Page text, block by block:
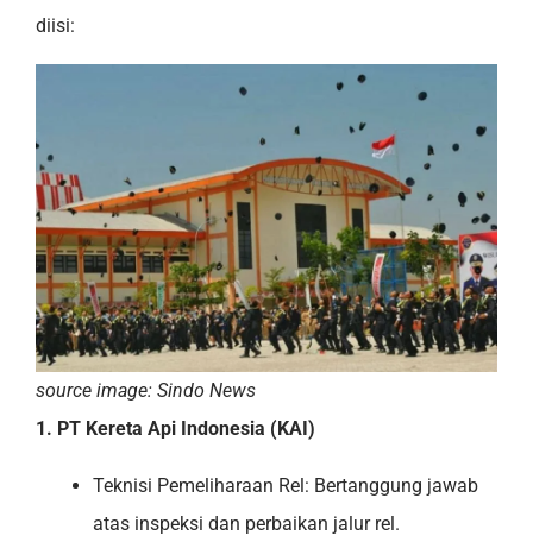
diisi:
source image: Sindo News
1. PT Kereta Api Indonesia (KAI)
Teknisi Pemeliharaan Rel: Bertanggung jawab
atas inspeksi dan perbaikan jalur rel.